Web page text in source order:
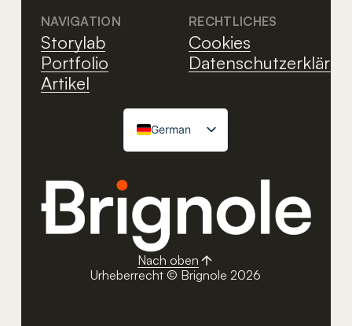
NAVIGATION
Storylab
Portfolio
Artikel
RECHTLICHES
Cookies
German
Italian
French
Nach oben
Urheberrecht © Brignole 2026